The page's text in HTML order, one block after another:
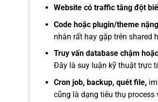
Website có traffic tăng đột
Code hoặc plugin/theme nặng
nhân rất hay gặp trên shared
Truy vấn database chậm
Đây là suy luận kỹ thuật trực
Cron job, backup, quét file,
cũng là dạng tiêu thụ